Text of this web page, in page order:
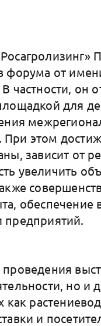
форума от
частности, он
для
этом
зависит от
увеличить
предприятий.
но и
и